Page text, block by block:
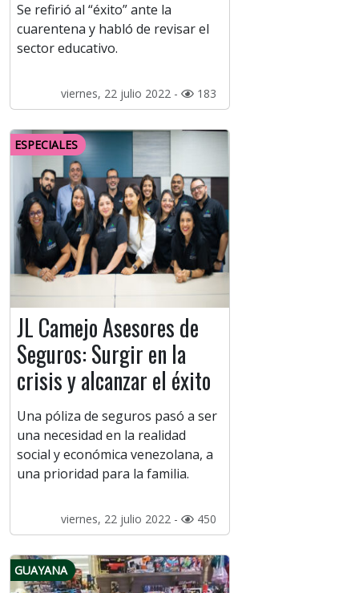
Se refirió al “éxito” ante la
cuarentena y habló de revisar el
sector educativo.
viernes, 22 julio 2022 - 183
ESPECIALES
JL Camejo Asesores de
Seguros: Surgir en la
crisis y alcanzar el éxito
Una póliza de seguros pasó a ser
una necesidad en la realidad
social y económica venezolana, a
una prioridad para la familia.
viernes, 22 julio 2022 - 450
GUAYANA